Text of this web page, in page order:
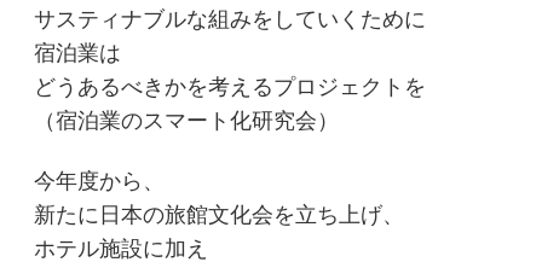
サスティナブルな組みをしていくために
宿泊業は
どうあるべきかを考えるプロジェクトを
（宿泊業のスマート化研究会）
今年度から、
新たに日本の旅館文化会を立ち上げ、
ホテル施設に加え